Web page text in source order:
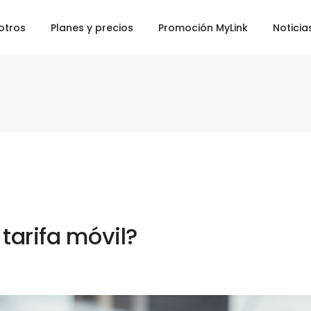
Planes y precios Promoción MyLink
móvil?